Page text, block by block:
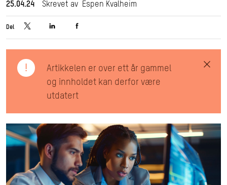
25.04.24 Skrevet av Espen Kvalheim
Del
!
Artikkelen er over ett år gammel
og innholdet kan derfor være
utdatert